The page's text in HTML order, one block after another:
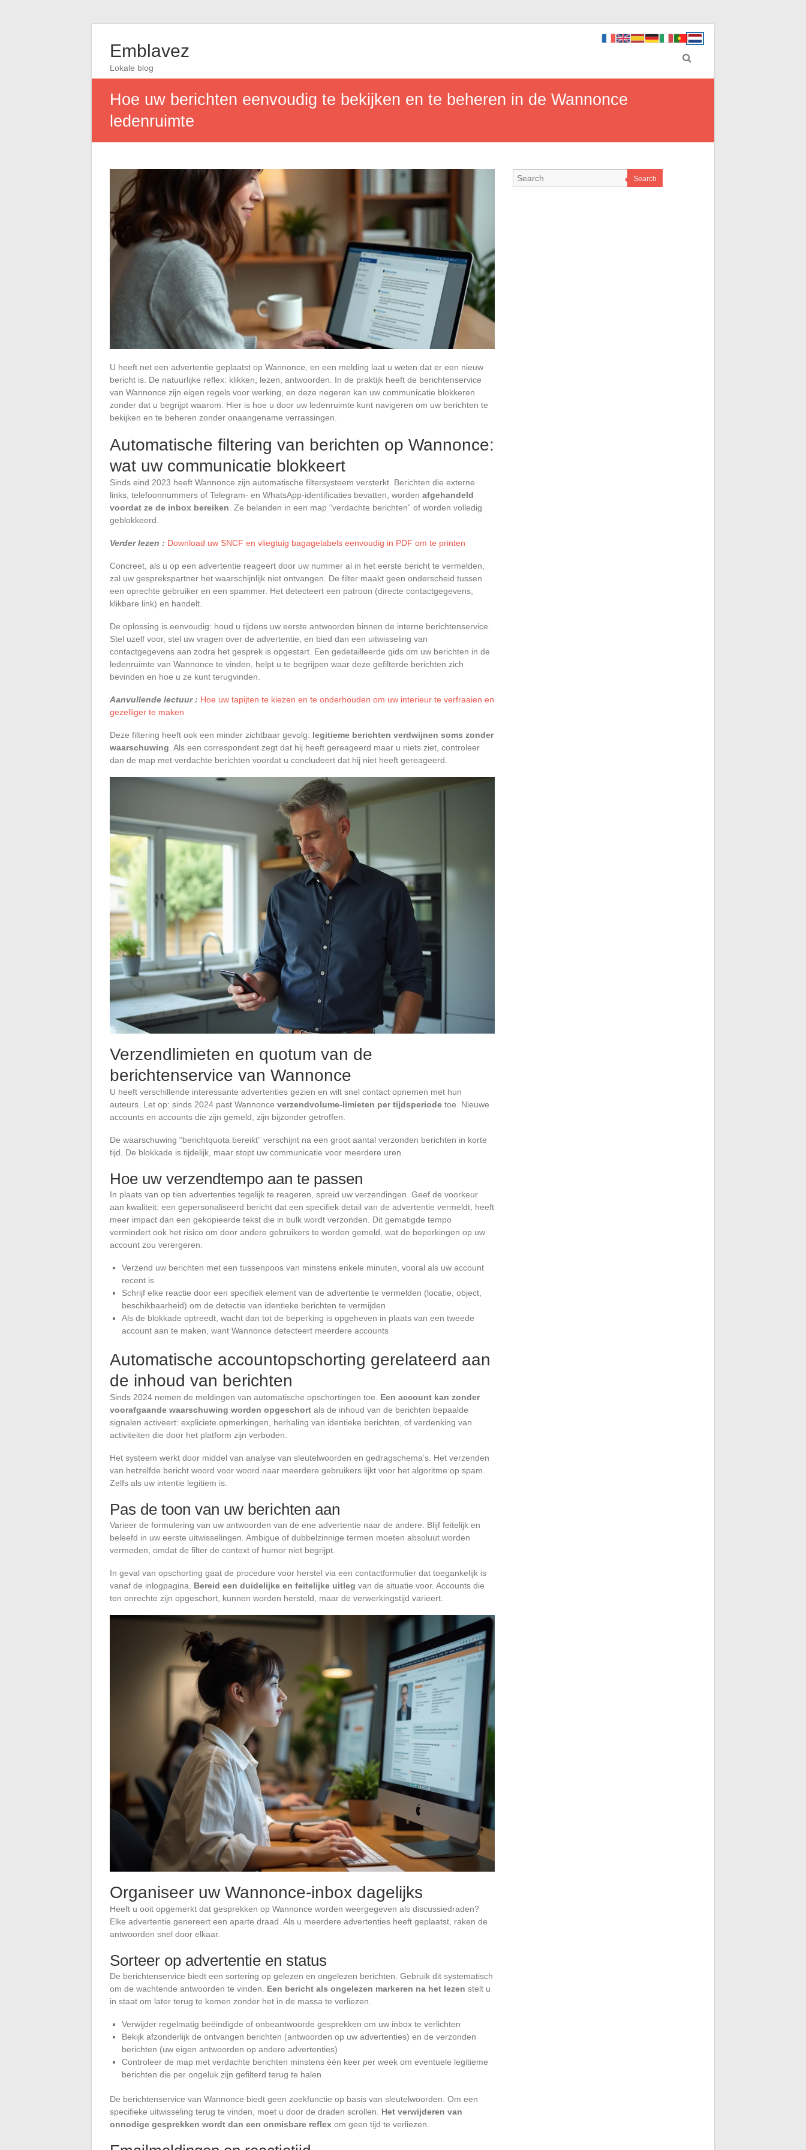
Emblavez
Lokale blog
Hoe uw berichten eenvoudig te bekijken en te beheren in de Wannonce
ledenruimte
U heeft net een advertentie geplaatst op Wannonce, en een melding laat u weten dat er een nieuw
bericht is. De natuurlijke reflex: klikken, lezen, antwoorden. In de praktijk heeft de berichtenservice
van Wannonce zijn eigen regels voor werking, en deze negeren kan uw communicatie blokkeren
zonder dat u begrijpt waarom. Hier is hoe u door uw ledenruimte kunt navigeren om uw berichten te
bekijken en te beheren zonder onaangename verrassingen.
Automatische filtering van berichten op Wannonce:
wat uw communicatie blokkeert
Sinds eind 2023 heeft Wannonce zijn automatische filtersysteem versterkt. Berichten die externe
links, telefoonnummers of Telegram- en WhatsApp-identificaties bevatten, worden afgehandeld
voordat ze de inbox bereiken . Ze belanden in een map “verdachte berichten” of worden volledig
geblokkeerd.
Verder lezen : Download uw SNCF en vliegtuig bagagelabels eenvoudig in PDF om te printen
Concreet, als u op een advertentie reageert door uw nummer al in het eerste bericht te vermelden,
zal uw gesprekspartner het waarschijnlijk niet ontvangen. De filter maakt geen onderscheid tussen
een oprechte gebruiker en een spammer. Het detecteert een patroon (directe contactgegevens,
klikbare link) en handelt.
De oplossing is eenvoudig: houd u tijdens uw eerste antwoorden binnen de interne berichtenservice.
Stel uzelf voor, stel uw vragen over de advertentie, en bied dan een uitwisseling van
contactgegevens aan zodra het gesprek is opgestart. Een gedetailleerde gids om uw berichten in de
ledenruimte van Wannonce te vinden, helpt u te begrijpen waar deze gefilterde berichten zich
bevinden en hoe u ze kunt terugvinden.
Aanvullende lectuur : Hoe uw tapijten te kiezen en te onderhouden om uw interieur te verfraaien en
gezelliger te maken
Deze filtering heeft ook een minder zichtbaar gevolg: legitieme berichten verdwijnen soms zonder
waarschuwing . Als een correspondent zegt dat hij heeft gereageerd maar u niets ziet, controleer
dan de map met verdachte berichten voordat u concludeert dat hij niet heeft gereageerd.
Verzendlimieten en quotum van de
berichtenservice van Wannonce
U heeft verschillende interessante advertenties gezien en wilt snel contact opnemen met hun
auteurs. Let op: sinds 2024 past Wannonce verzendvolume-limieten per tijdsperiode toe. Nieuwe
accounts en accounts die zijn gemeld, zijn bijzonder getroffen.
De waarschuwing “berichtquota bereikt” verschijnt na een groot aantal verzonden berichten in korte
tijd. De blokkade is tijdelijk, maar stopt uw communicatie voor meerdere uren.
Hoe uw verzendtempo aan te passen
In plaats van op tien advertenties tegelijk te reageren, spreid uw verzendingen. Geef de voorkeur
aan kwaliteit: een gepersonaliseerd bericht dat een specifiek detail van de advertentie vermeldt, heeft
meer impact dan een gekopieerde tekst die in bulk wordt verzonden. Dit gematigde tempo
vermindert ook het risico om door andere gebruikers te worden gemeld, wat de beperkingen op uw
account zou verergeren.
Verzend uw berichten met een tussenpoos van minstens enkele minuten, vooral als uw account
recent is
Schrijf elke reactie door een specifiek element van de advertentie te vermelden (locatie, object,
beschikbaarheid) om de detectie van identieke berichten te vermijden
Als de blokkade optreedt, wacht dan tot de beperking is opgeheven in plaats van een tweede
account aan te maken, want Wannonce detecteert meerdere accounts
Automatische accountopschorting gerelateerd aan
de inhoud van berichten
Sinds 2024 nemen de meldingen van automatische opschortingen toe. Een account kan zonder
voorafgaande waarschuwing worden opgeschort als de inhoud van de berichten bepaalde
signalen activeert: expliciete opmerkingen, herhaling van identieke berichten, of verdenking van
activiteiten die door het platform zijn verboden.
Het systeem werkt door middel van analyse van sleutelwoorden en gedragschema’s. Het verzenden
van hetzelfde bericht woord voor woord naar meerdere gebruikers lijkt voor het algoritme op spam.
Zelfs als uw intentie legitiem is.
Pas de toon van uw berichten aan
Varieer de formulering van uw antwoorden van de ene advertentie naar de andere. Blijf feitelijk en
beleefd in uw eerste uitwisselingen. Ambigue of dubbelzinnige termen moeten absoluut worden
vermeden, omdat de filter de context of humor niet begrijpt.
In geval van opschorting gaat de procedure voor herstel via een contactformulier dat toegankelijk is
vanaf de inlogpagina. Bereid een duidelijke en feitelijke uitleg van de situatie voor. Accounts die
ten onrechte zijn opgeschort, kunnen worden hersteld, maar de verwerkingstijd varieert.
Organiseer uw Wannonce-inbox dagelijks
Heeft u ooit opgemerkt dat gesprekken op Wannonce worden weergegeven als discussiedraden?
Elke advertentie genereert een aparte draad. Als u meerdere advertenties heeft geplaatst, raken de
antwoorden snel door elkaar.
Sorteer op advertentie en status
De berichtenservice biedt een sortering op gelezen en ongelezen berichten. Gebruik dit systematisch
om de wachtende antwoorden te vinden. Een bericht als ongelezen markeren na het lezen stelt u
in staat om later terug te komen zonder het in de massa te verliezen.
Verwijder regelmatig beëindigde of onbeantwoorde gesprekken om uw inbox te verlichten
Bekijk afzonderlijk de ontvangen berichten (antwoorden op uw advertenties) en de verzonden
berichten (uw eigen antwoorden op andere advertenties)
Controleer de map met verdachte berichten minstens één keer per week om eventuele legitieme
berichten die per ongeluk zijn gefilterd terug te halen
De berichtenservice van Wannonce biedt geen zoekfunctie op basis van sleutelwoorden. Om een
specifieke uitwisseling terug te vinden, moet u door de draden scrollen. Het verwijderen van
onnodige gesprekken wordt dan een onmisbare reflex om geen tijd te verliezen.
Search